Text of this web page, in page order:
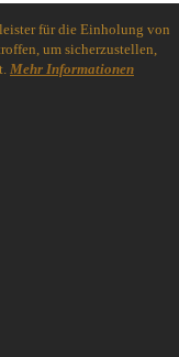
für die Einholung von
um sicherzustellen,
Mehr Informationen